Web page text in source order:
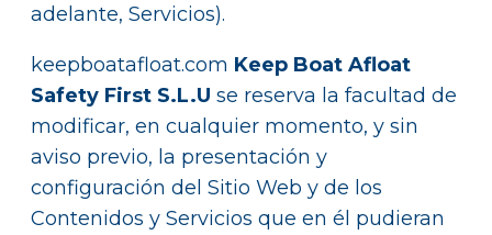
adelante, Servicios).
keepboatafloat.com Keep Boat Afloat
Safety First S.L.U se reserva la facultad de
modificar, en cualquier momento, y sin
aviso previo, la presentación y
configuración del Sitio Web y de los
Contenidos y Servicios que en él pudieran